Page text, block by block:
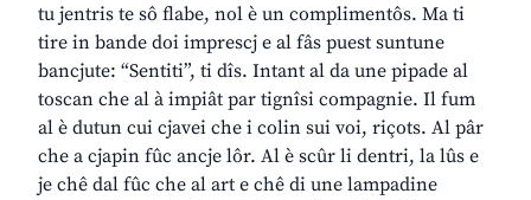
tu jentris te sô flabe, nol è un complimentôs. Ma ti
tire in bande doi imprescj e al fâs puest suntune
bancjute: “Sentiti”, ti dîs. Intant al da une pipade al
toscan che al à impiât par tignîsi compagnie. Il fum
al è dutun cui cjavei che i colin sui voi, riçots. Al pâr
che a cjapin fûc ancje lôr. Al è scûr li dentri, la lûs e
je chê dal fûc che al art e chê di une lampadine